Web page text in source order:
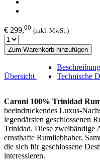
€ 299,00 (inkl. MwSt.)
Zum Warenkorb hinzufügen
Übersicht
Beschreibung
Technische
Caroni 100% Trinidad
beeindruckendes Luxus-
legendärsten geschlossenen
Trinidad. Diese zweibändige
ernsthafte Rumliebhaber,
die sich für geschlossene
interessieren.